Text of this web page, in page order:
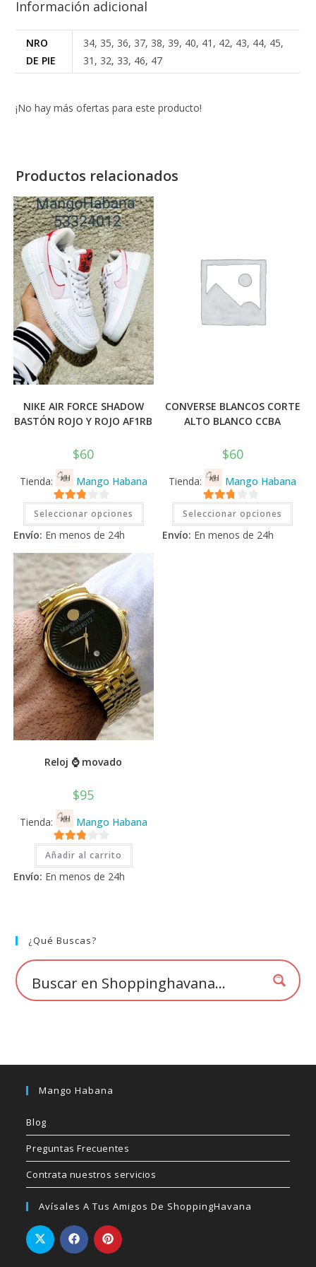
Información adicional
NRO
DE PIE
34, 35, 36, 37, 38, 39, 40, 41, 42, 43, 44, 45,
31, 32, 33, 46, 47
¡No hay más ofertas para este producto!
Productos relacionados
NIKE AIR FORCE SHADOW
BASTÓN ROJO Y ROJO AF1RB
$60
Tienda: Mango Habana
2.71
de 5
Seleccionar opciones
Este
producto
tiene
múltiples
pueden
elegir
en
la
página
de
producto
Envío: En menos de 24h
CONVERSE BLANCOS CORTE
ALTO BLANCO CCBA
$60
Tienda: Mango Habana
2.71
de 5
Seleccionar opciones
Este
tiene
Envío: En menos de 24h
Reloj ⌚ movado
$95
Tienda: Mango Habana
2.71
de 5
Añadir al carrito
Envío: En menos de 24h
¿Qué Buscas?
Mango Habana
Blog
Preguntas Frecuentes
Contrata nuestros servicios
Avísales A Tus Amigos De ShoppingHavana